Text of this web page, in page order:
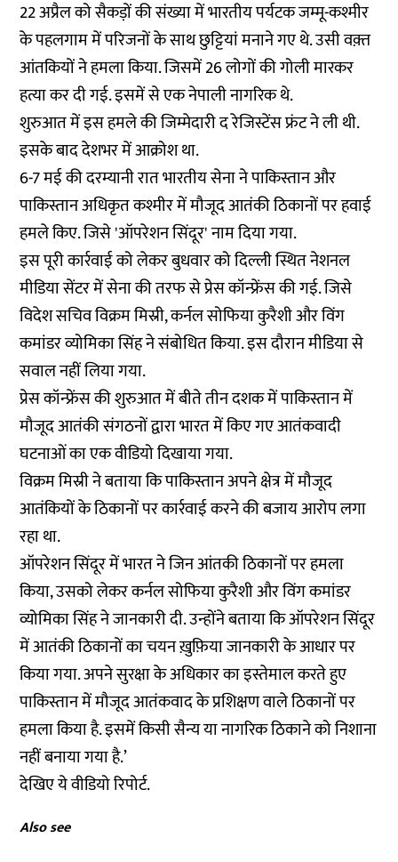
22 अप्रैल को सैकड़ों की संख्या में भारतीय पर्यटक जम्मू-कश्मीर
के पहलगाम में परिजनों के साथ छुट्टियां मनाने गए थे. उसी वक़्त
आंतकियों ने हमला किया. जिसमें 26 लोगों की गोली मारकर
हत्या कर दी गई. इसमें से एक नेपाली नागरिक थे.
शुरुआत में इस हमले की जिम्मेदारी द रेजिस्टेंस फ्रंट ने ली थी.
इसके बाद देशभर में आक्रोश था.
6-7 मई की दरम्यानी रात भारतीय सेना ने पाकिस्तान और
पाकिस्तान अधिकृत कश्मीर में मौजूद आतंकी ठिकानों पर हवाई
हमले किए. जिसे 'ऑपरेशन सिंदूर' नाम दिया गया.
इस पूरी कार्रवाई को लेकर बुधवार को दिल्ली स्थित नेशनल
मीडिया सेंटर में सेना की तरफ से प्रेस कॉन्फ्रेंस की गई. जिसे
विदेश सचिव विक्रम मिस्री, कर्नल सोफिया कुरैशी और विंग
कमांडर व्योमिका सिंह ने संबोधित किया. इस दौरान मीडिया से
सवाल नहीं लिया गया.
प्रेस कॉन्फ्रेंस की शुरुआत में बीते तीन दशक में पाकिस्तान में
मौजूद आतंकी संगठनों द्वारा भारत में किए गए आतंकवादी
घटनाओं का एक वीडियो दिखाया गया.
विक्रम मिस्री ने बताया कि पाकिस्तान अपने क्षेत्र में मौजूद
आतंकियों के ठिकानों पर कार्रवाई करने की बजाय आरोप लगा
रहा था.
ऑपरेशन सिंदूर में भारत ने जिन आंतकी ठिकानों पर हमला
किया, उसको लेकर कर्नल सोफिया कुरैशी और विंग कमांडर
व्योमिका सिंह ने जानकारी दी. उन्होंने बताया कि ऑपरेशन सिंदूर
में आतंकी ठिकानों का चयन ख़ुफ़िया जानकारी के आधार पर
किया गया. अपने सुरक्षा के अधिकार का इस्तेमाल करते हुए
पाकिस्तान में मौजूद आतंकवाद के प्रशिक्षण वाले ठिकानों पर
हमला किया है. इसमें किसी सैन्य या नागरिक ठिकाने को निशाना
नहीं बनाया गया है.’
देखिए ये वीडियो रिपोर्ट.
Also see